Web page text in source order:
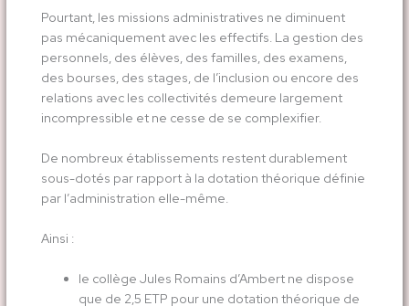
Pourtant, les missions administratives ne diminuent
pas mécaniquement avec les effectifs. La gestion des
personnels, des élèves, des familles, des examens,
des bourses, des stages, de l’inclusion ou encore des
relations avec les collectivités demeure largement
incompressible et ne cesse de se complexifier.
De nombreux établissements restent durablement
sous-dotés par rapport à la dotation théorique définie
par l’administration elle-même.
Ainsi :
le collège Jules Romains d’Ambert ne dispose
que de 2,5 ETP pour une dotation théorique de